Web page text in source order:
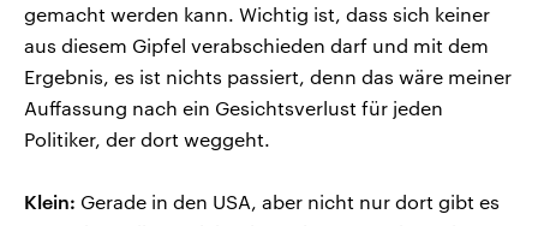
gemacht werden kann. Wichtig ist, dass sich keiner
aus diesem Gipfel verabschieden darf und mit dem
Ergebnis, es ist nichts passiert, denn das wäre meiner
Auffassung nach ein Gesichtsverlust für jeden
Politiker, der dort weggeht.
Klein: Gerade in den USA, aber nicht nur dort gibt es